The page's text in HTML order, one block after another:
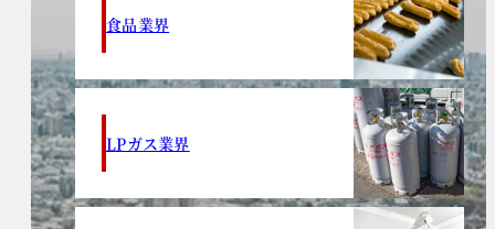
食品業界
LPガス業界